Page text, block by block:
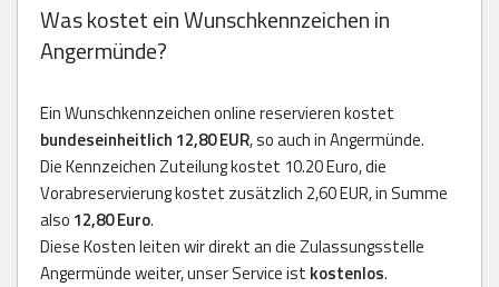
Was kostet ein Wunschkennzeichen in
Angermünde?
Ein Wunschkennzeichen online reservieren kostet
bundeseinheitlich 12,80 EUR, so auch in Angermünde.
Die Kennzeichen Zuteilung kostet 10.20 Euro, die
Vorabreservierung kostet zusätzlich 2,60 EUR, in Summe
also 12,80 Euro.
Diese Kosten leiten wir direkt an die Zulassungsstelle
Angermünde weiter, unser Service ist kostenlos.